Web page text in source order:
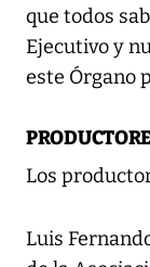
que todos
Ejecutivo y
este Órgano
Los
Luis